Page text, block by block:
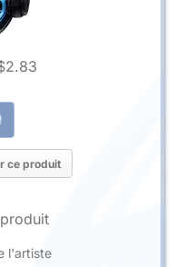
ce produit
l'artiste